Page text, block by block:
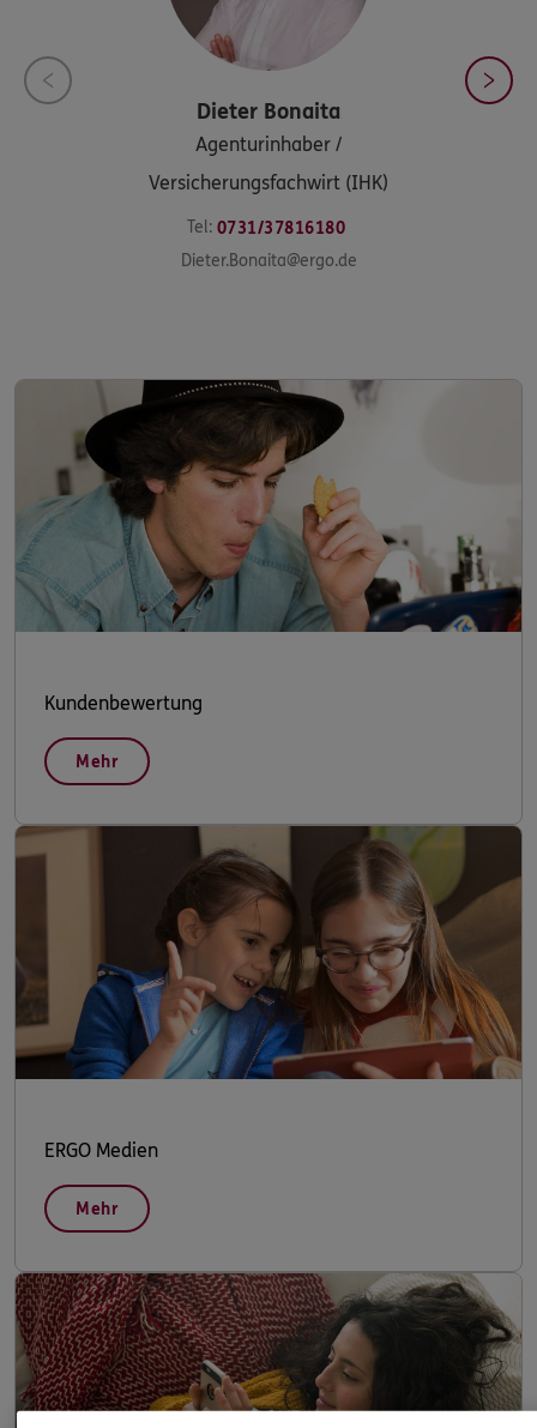
Dieter Bonaita
Agenturinhaber /
Versicherungsfachwirt (IHK)
Tel: 0731/37816180
Dieter.Bonaita@ergo.de
Kundenbewertung
Mehr
ERGO Medien
Mehr